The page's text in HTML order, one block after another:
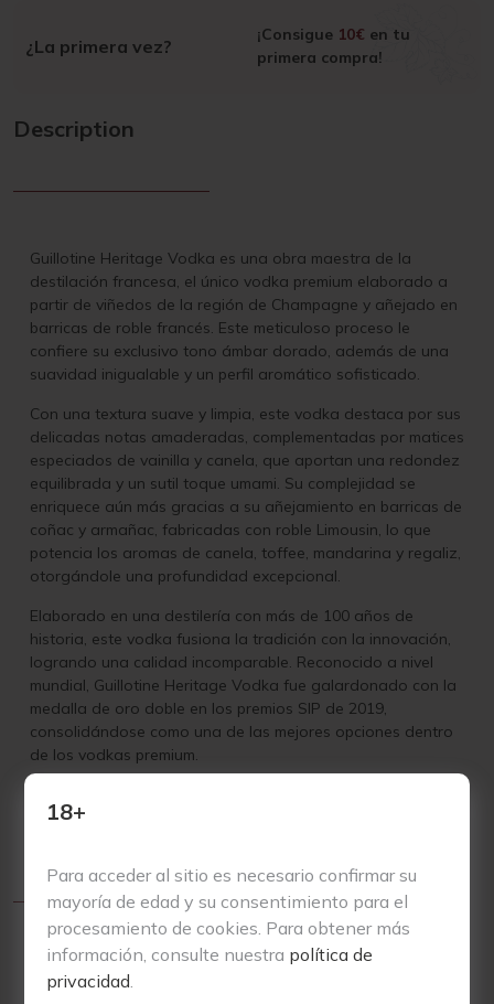
18+
Para acceder al sitio es necesario confirmar su
mayoría de edad y su consentimiento para el
procesamiento de cookies. Para obtener más
información, consulte nuestra política de
privacidad.
¿La primera vez?
¡Consigue 10€ en tu
primera compra!
Description
Guillotine Heritage Vodka es una obra maestra de la
destilación francesa, el único vodka premium elaborado a
partir de viñedos de la región de Champagne y añejado en
barricas de roble francés. Este meticuloso proceso le
confiere su exclusivo tono ámbar dorado, además de una
suavidad inigualable y un perfil aromático sofisticado.
Con una textura suave y limpia, este vodka destaca por sus
delicadas notas amaderadas, complementadas por matices
especiados de vainilla y canela, que aportan una redondez
equilibrada y un sutil toque umami. Su complejidad se
enriquece aún más gracias a su añejamiento en barricas de
coñac y armañac, fabricadas con roble Limousin, lo que
potencia los aromas de canela, toffee, mandarina y regaliz,
otorgándole una profundidad excepcional.
Elaborado en una destilería con más de 100 años de
historia, este vodka fusiona la tradición con la innovación,
logrando una calidad incomparable. Reconocido a nivel
mundial, Guillotine Heritage Vodka fue galardonado con la
medalla de oro doble en los premios SIP de 2019,
consolidándose como una de las mejores opciones dentro
de los vodkas premium.
Guillotine Heritage online y sumérgete en el secreto de su